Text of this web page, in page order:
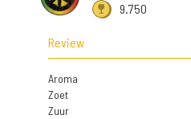
9.750
Review
Aroma
Zoet
Zuur